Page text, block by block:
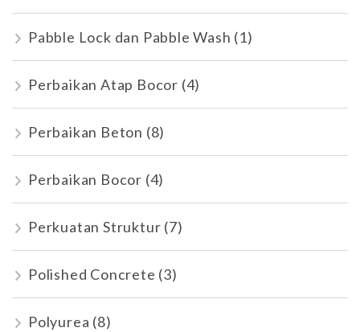
Pabble Lock dan Pabble Wash (1)
Perbaikan Atap Bocor (4)
Perbaikan Beton (8)
Perbaikan Bocor (4)
Perkuatan Struktur (7)
Polished Concrete (3)
Polyurea (8)